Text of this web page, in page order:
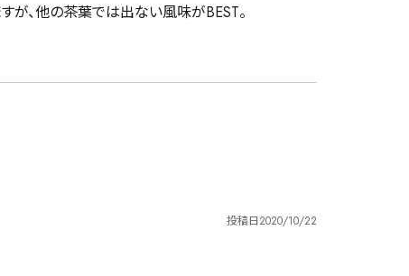
が、他の茶葉では出ない風味がBEST。
投稿日2020/10/22